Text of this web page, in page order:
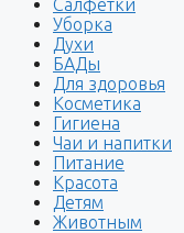
Салфетки
Уборка
Духи
БАДы
Для здоровья
Косметика
Гигиена
Чаи и напитки
Питание
Красота
Детям
Животным